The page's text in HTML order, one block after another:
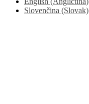
Slovenčina (Slovak)